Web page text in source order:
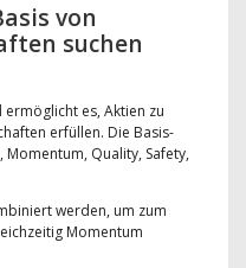
von
suchen
es, Aktien zu
erfüllen. Die Basis-
Quality, Safety,
werden, um zum
Momentum